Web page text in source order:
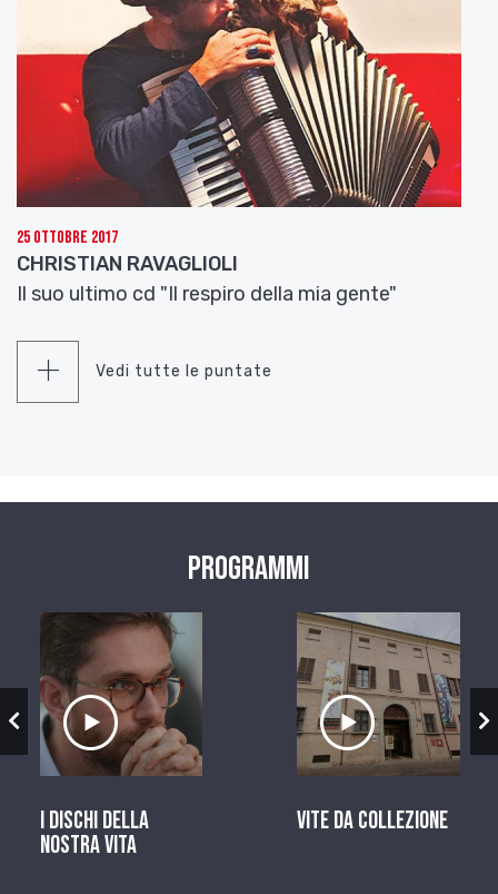
25 Ottobre 2017
CHRISTIAN RAVAGLIOLI
Il suo ultimo cd "Il respiro della mia gente"
Vedi tutte le puntate
Programmi
Ascolta il servizio
I dischi della
nostra vita
Ascolta il
Vite da Collezione